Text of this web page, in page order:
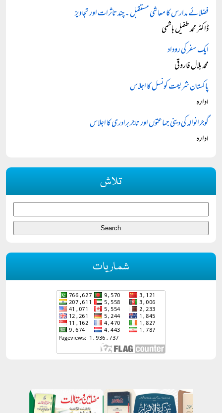
فضلائے مدارس کا معاشی مستقبل ۔ چند تاثرات اور تجاویز
ڈاکٹر محمد طفیل ہاشمی
ایک سفر کی روداد
محمد بلال فاروقی
پاکستان شریعت کونسل کا اجلاس
ادارہ
گوجرانوالہ کی دینی جماعتوں اور تاجر برادری کا اجلاس
ادارہ
تلاش
شماریات